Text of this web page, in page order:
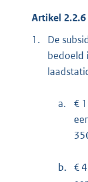
Artikel
1.
De
bedoeld
a.
€
b. €